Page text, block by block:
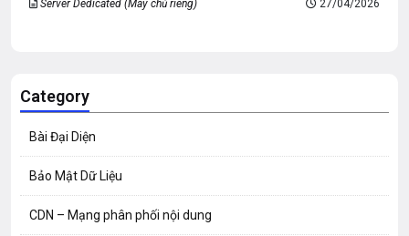
Server Dedicated (Máy chủ riêng) 27/04/2026
Category
Bài Đại Diện
Bảo Mật Dữ Liệu
CDN – Mạng phân phối nội dung